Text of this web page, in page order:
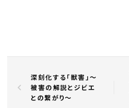
深刻化する「獣害」～
被害の解説とジビエ
との繋がり～